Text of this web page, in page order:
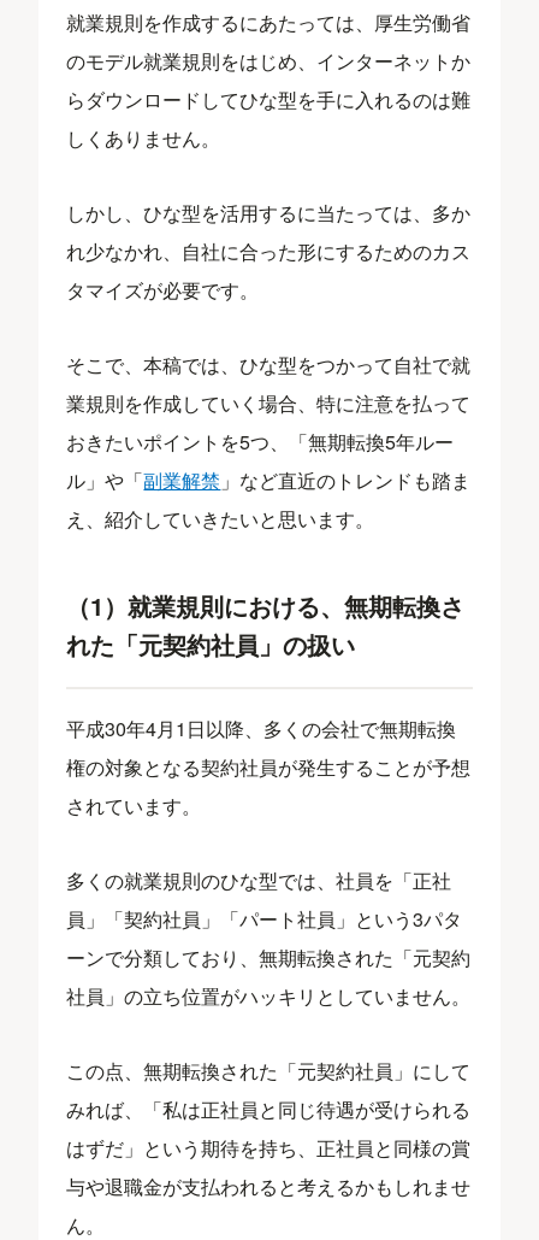
就業規則を作成するにあたっては、厚生労働省
のモデル就業規則をはじめ、インターネットか
らダウンロードしてひな型を手に入れるのは難
しくありません。
しかし、ひな型を活用するに当たっては、多か
れ少なかれ、自社に合った形にするためのカス
タマイズが必要です。
そこで、本稿では、ひな型をつかって自社で就
業規則を作成していく場合、特に注意を払って
おきたいポイントを5つ、「無期転換5年ルー
ル」や「副業解禁 」など直近のトレンドも踏ま
え、紹介していきたいと思います。
（1）就業規則における、無期転換さ
れた「元契約社員」の扱い
平成30年4月1日以降、多くの会社で無期転換
権の対象となる契約社員が発生することが予想
されています。
多くの就業規則のひな型では、社員を「正社
員」「契約社員」「パート社員」という3パタ
ーンで分類しており、無期転換された「元契約
社員」の立ち位置がハッキリとしていません。
この点、無期転換された「元契約社員」にして
みれば、「私は正社員と同じ待遇が受けられる
はずだ」という期待を持ち、正社員と同様の賞
与や退職金が支払われると考えるかもしれませ
ん。